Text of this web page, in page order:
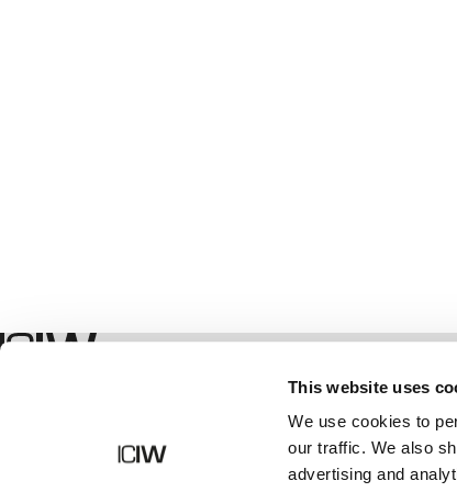
This website uses
We use cookies to
our traffic. We also
advertising and